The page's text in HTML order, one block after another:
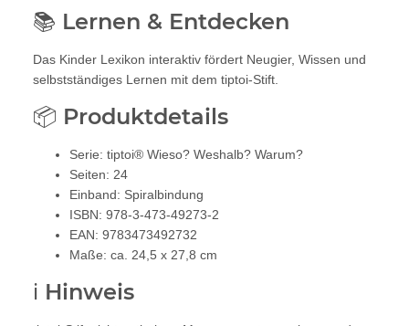
📚 Lernen & Entdecken
Das Kinder Lexikon interaktiv fördert Neugier, Wissen und
selbstständiges Lernen mit dem tiptoi-Stift.
📦 Produktdetails
Serie: tiptoi® Wieso? Weshalb? Warum?
Seiten: 24
Einband: Spiralbindung
ISBN: 978-3-473-49273-2
EAN: 9783473492732
Maße: ca. 24,5 x 27,8 cm
ℹ️ Hinweis